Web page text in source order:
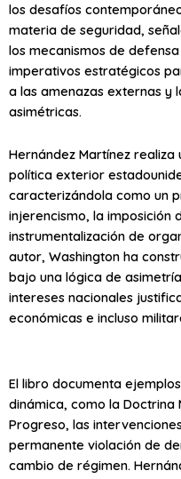
los desafíos
materia de seguridad,
los mecanismos de
imperativos estratégicos
a las amenazas externas y
asimétricas.
Hernández Martínez realiza
política exterior
caracterizándola como un
injerencismo, la imposición
instrumentalización de
autor, Washington ha
bajo una lógica de
intereses nacionales
económicas e incluso
El libro documenta
dinámica, como la Doctrina
Progreso, las
permanente violación de
cambio de régimen.